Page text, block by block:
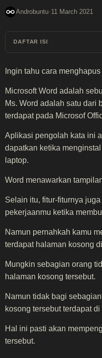
Androbuntu·11 March 2021
DAFTAR ISI
Ingin tahu cara
Microsoft Word adalah
Ms. Word adalah satu dari
terdapat pada Microsof
Aplikasi pengolah kata ini
dapatkan ketika
laptop.
Word menawarkan
Selain itu, fitur-fiturnya
pekerjaanmu ketika
Namun pernahkah kamu
terdapat halaman kosong
Mungkin sebagian orang
halaman kosong tersebut.
Namun tidak bagi
kosong tersebut terdapat
Hal ini pasti akan
tersebut.